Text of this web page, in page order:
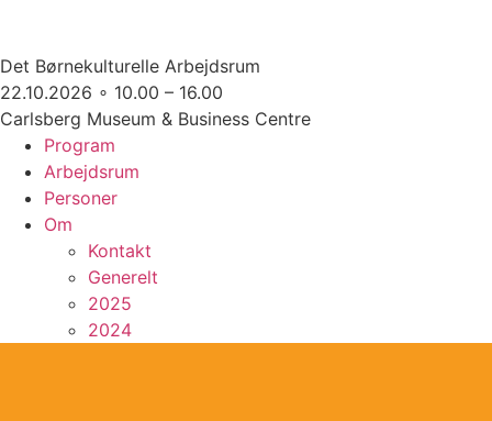
Det Børnekulturelle Arbejdsrum
22.10.2026 ∘ 10.00 – 16.00
Carlsberg Museum & Business Centre
Program
Arbejdsrum
Personer
Om
Kontakt
Generelt
2025
2024